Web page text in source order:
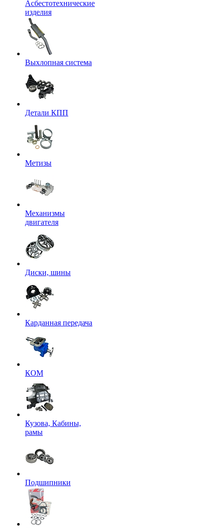
Асбестотехнические
изделия
Выхлопная система
Детали КПП
Метизы
Механизмы
двигателя
Диски, шины
Карданная передача
КОМ
Кузова, Кабины,
рамы
Подшипники